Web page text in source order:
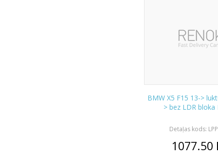
BMW X5 F15 13->
> bez LDR bloka
Detaļas kods:
1077.50